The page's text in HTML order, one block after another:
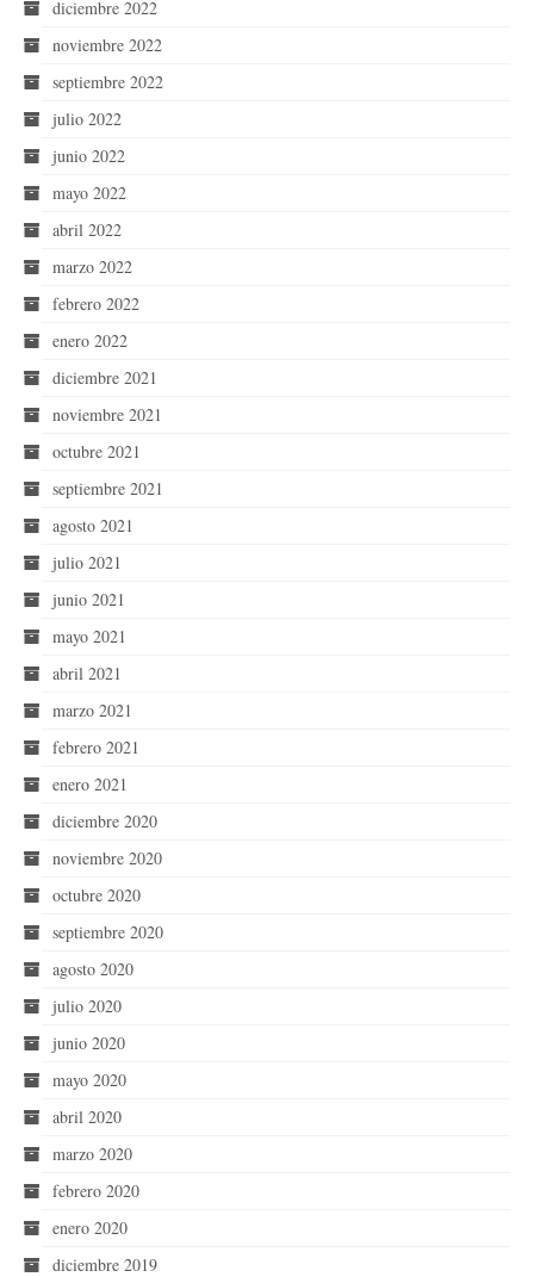
diciembre 2022
noviembre 2022
septiembre 2022
julio 2022
junio 2022
mayo 2022
abril 2022
marzo 2022
febrero 2022
enero 2022
diciembre 2021
noviembre 2021
octubre 2021
septiembre 2021
agosto 2021
julio 2021
junio 2021
mayo 2021
abril 2021
marzo 2021
febrero 2021
enero 2021
diciembre 2020
noviembre 2020
octubre 2020
septiembre 2020
agosto 2020
julio 2020
junio 2020
mayo 2020
abril 2020
marzo 2020
febrero 2020
enero 2020
diciembre 2019